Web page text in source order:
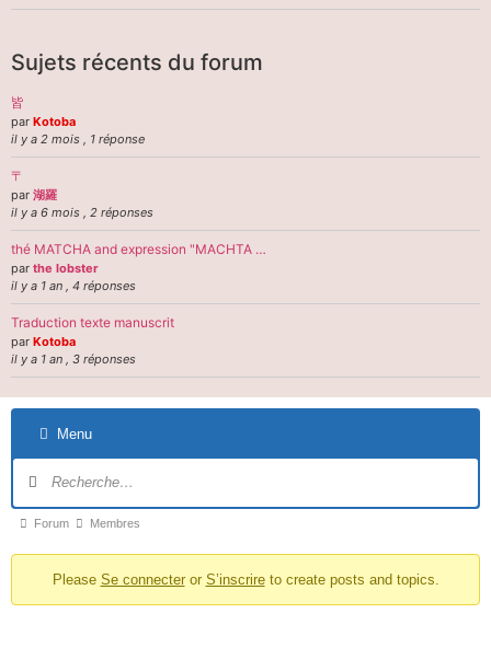
Sujets récents du forum
皆
par Kotoba
il y a 2 mois , 1 réponse
〒
par 湖羅
il y a 6 mois , 2 réponses
thé MATCHA and expression "MACHTA …
par the lobster
il y a 1 an , 4 réponses
Traduction texte manuscrit
par Kotoba
il y a 1 an , 3 réponses
Menu
Forum Membres
Please Se connecteror S’inscrireto create posts and topics.